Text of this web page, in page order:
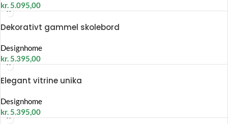
kr.5.095,00
Dekorativt gammel skolebord
Designhome
kr.5.395,00
Elegant vitrine unika
Designhome
kr.5.395,00